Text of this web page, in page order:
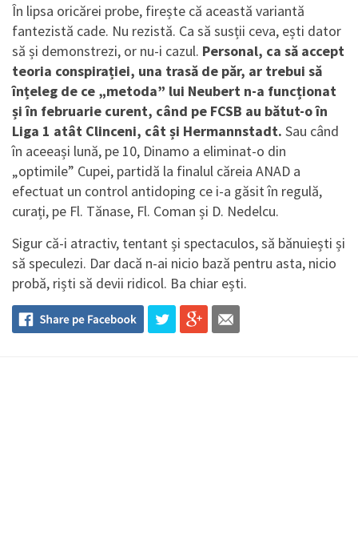
În lipsa oricărei probe, firește că această variantă
fantezistă cade. Nu rezistă. Ca să susții ceva, ești dator
să și demonstrezi, or nu-i cazul. Personal, ca să accept
teoria conspirației, una trasă de păr, ar trebui să
înțeleg de ce „metoda” lui Neubert n-a funcționat
și în februarie curent, când pe FCSB au bătut-o în
Liga 1 atât Clinceni, cât și Hermannstadt. Sau când
în aceeași lună, pe 10, Dinamo a eliminat-o din
„optimile” Cupei, partidă la finalul căreia ANAD a
efectuat un control antidoping ce i-a găsit în regulă,
curați, pe Fl. Tănase, Fl. Coman și D. Nedelcu.
Sigur că-i atractiv, tentant și spectaculos, să bănuiești și
să speculezi. Dar dacă n-ai nicio bază pentru asta, nicio
probă, riști să devii ridicol. Ba chiar ești.